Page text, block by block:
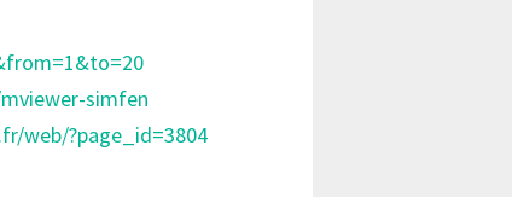
simfen
web/?page_id=3804